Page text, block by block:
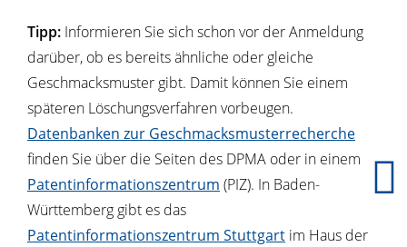
Tipp: Informieren Sie sich schon vor der Anmeldung
darüber, ob es bereits ähnliche oder gleiche
Geschmacksmuster gibt. Damit können Sie einem
späteren Löschungsverfahren vorbeugen.
Datenbanken zur Geschmacksmusterrecherche
finden Sie über die Seiten des DPMA oder in einem
Patentinformationszentrum (PIZ). In Baden-
Württemberg gibt es das
Patentinformationszentrum Stuttgart im Haus der